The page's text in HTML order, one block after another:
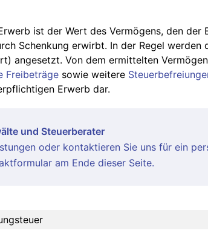
ist der Wert des Vermögens, den der
Schenkung erwirbt. In der Regel werden
angesetzt. Von dem ermittelten
Freibeträge sowie weitere
Erwerb dar.
und Steuerberater
oder kontaktieren Sie uns für ein
am Ende dieser Seite.